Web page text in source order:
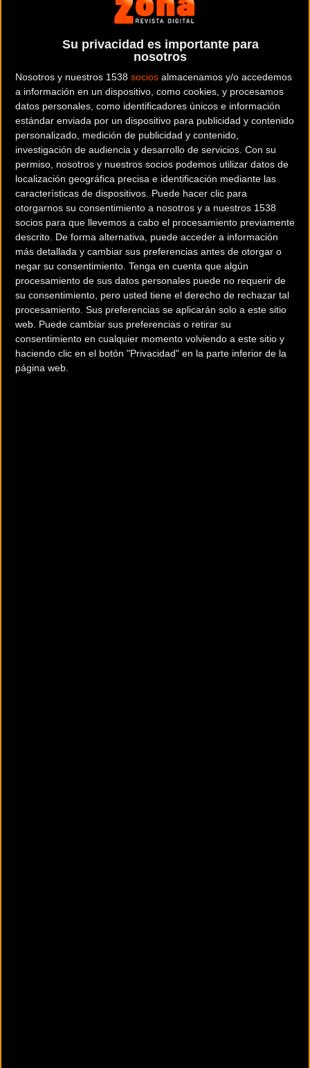
Su privacidad es importante para
nosotros
Nosotros y nuestros 1538 socios almacenamos y/o accedemos
a información en un dispositivo, como cookies, y procesamos
datos personales, como identificadores únicos e información
estándar enviada por un dispositivo para publicidad y contenido
personalizado, medición de publicidad y contenido,
investigación de audiencia y desarrollo de servicios. Con su
permiso, nosotros y nuestros socios podemos utilizar datos de
localización geográfica precisa e identificación mediante las
características de dispositivos. Puede hacer clic para
otorgarnos su consentimiento a nosotros y a nuestros 1538
socios para que llevemos a cabo el procesamiento previamente
descrito. De forma alternativa, puede acceder a información
más detallada y cambiar sus preferencias antes de otorgar o
negar su consentimiento. Tenga en cuenta que algún
procesamiento de sus datos personales puede no requerir de
su consentimiento, pero usted tiene el derecho de rechazar tal
procesamiento. Sus preferencias se aplicarán solo a este sitio
web. Puede cambiar sus preferencias o retirar su
consentimiento en cualquier momento volviendo a este sitio y
haciendo clic en el botón "Privacidad" en la parte inferior de la
página web.
Web y RRSS de la tienda
200 km
¿Eres el propietario de esta tienda? Descubre cómo hacerte tienda
Premium para llegar a más clientes.
Comercios Bz Premium